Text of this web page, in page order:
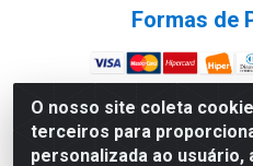
O nosso site coleta
terceiros para
personalizada ao usuário,
Formas de
Site